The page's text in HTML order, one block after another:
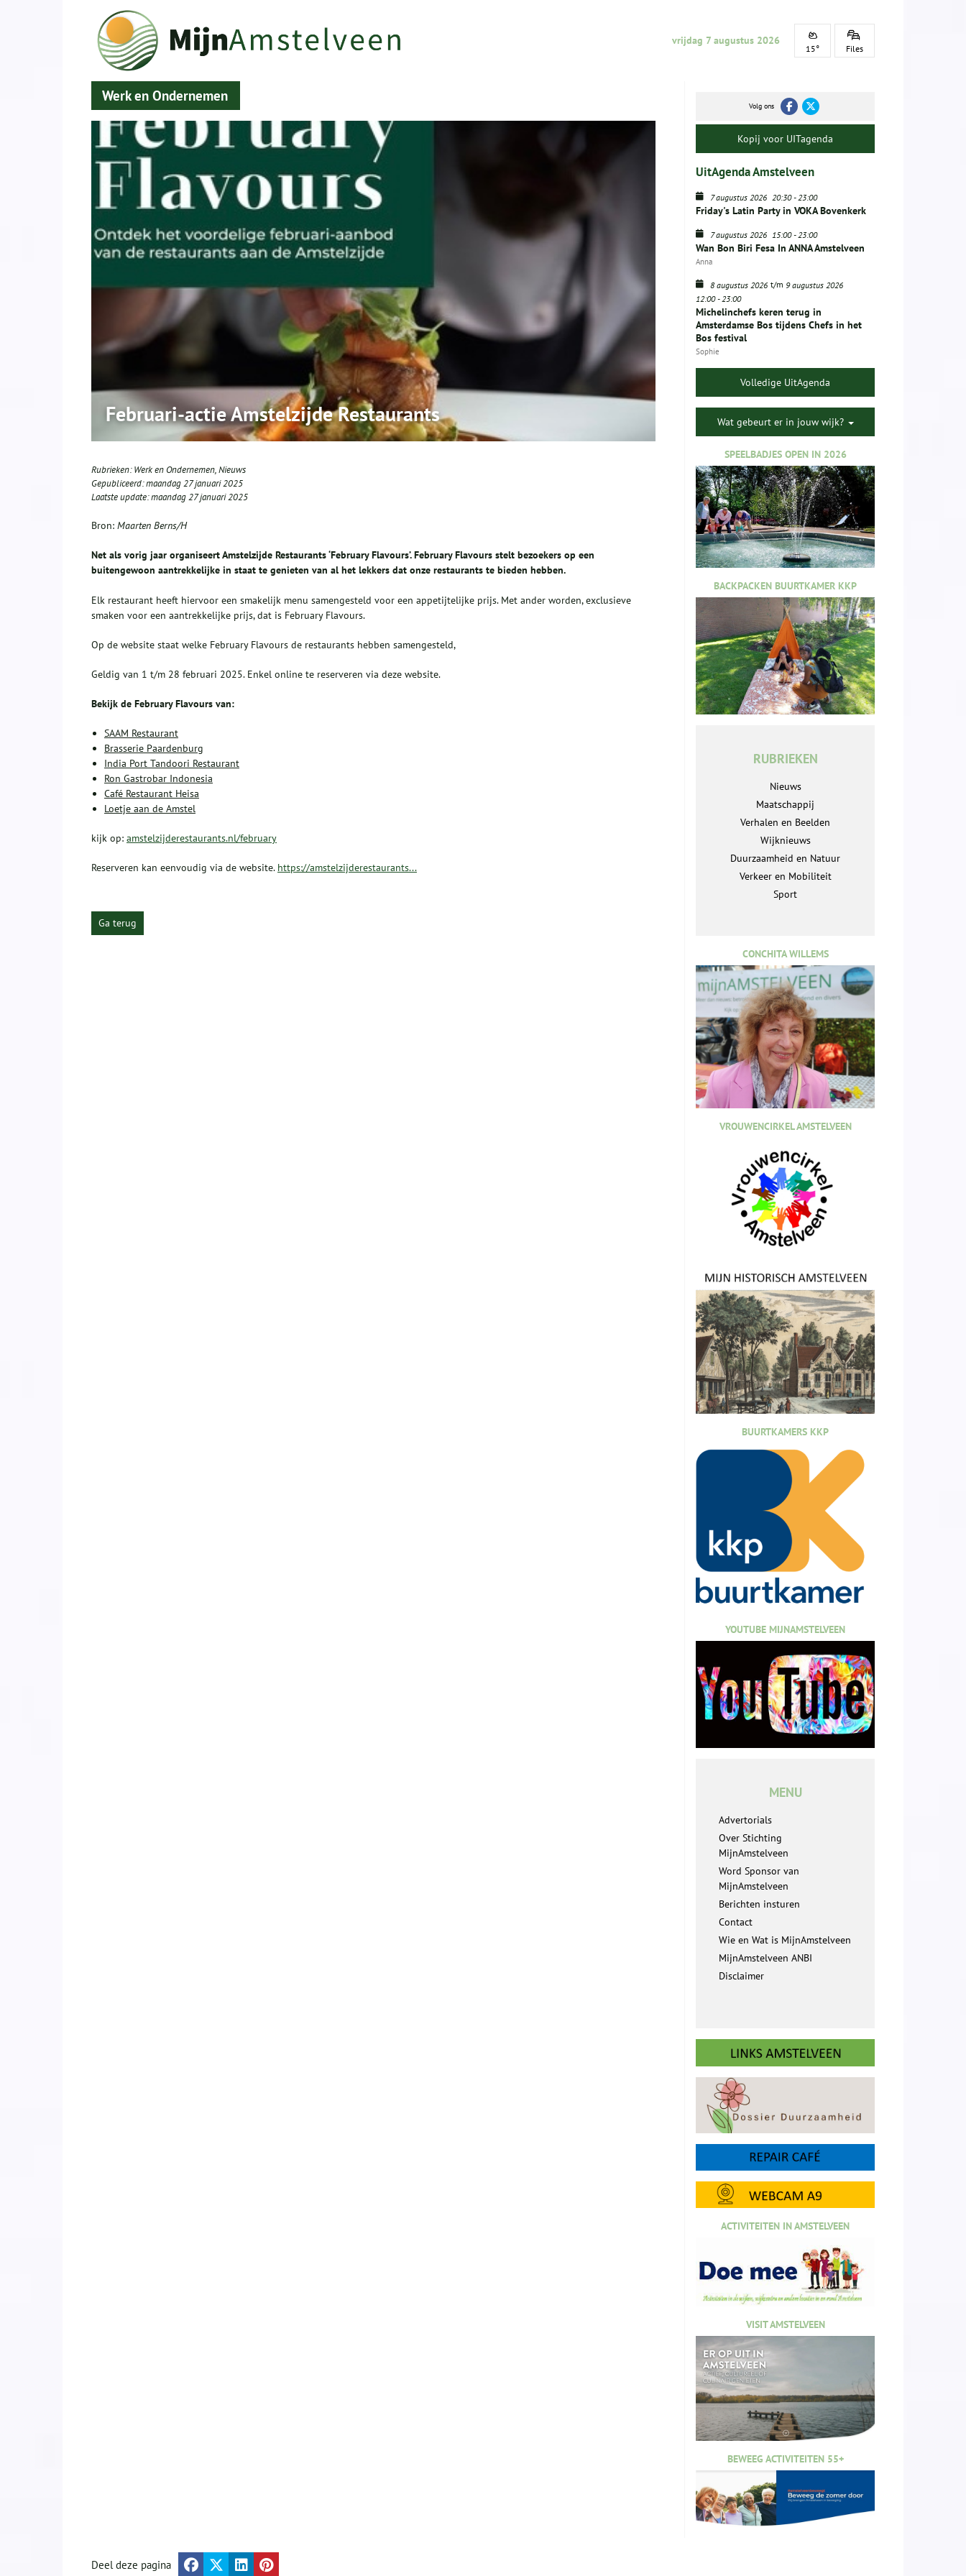
vrijdag 7 augustus 2026
15° Files
Werk en Ondernemen
Februari-actie Amstelzijde Restaurants
Rubrieken:Werk en Ondernemen,Nieuws
Gepubliceerd:maandag 27 januari 2025
Laatste update:maandag 27 januari 2025
Bron: Maarten Berns/H
Net als vorig jaar organiseert Amstelzijde Restaurants ‘February Flavours’. February Flavours stelt bezoekers op een
buitengewoon aantrekkelijke in staat te genieten van al het lekkers dat onze restaurants te bieden hebben.
Elk restaurant heeft hiervoor een smakelijk menu samengesteld voor een appetijtelijke prijs. Met ander worden, exclusieve
smaken voor een aantrekkelijke prijs, dat is February Flavours.
Op de website staat welke February Flavours de restaurants hebben samengesteld,
Geldig van 1 t/m 28 februari 2025. Enkel online te reserveren via deze website.
Bekijk de February Flavours van:
SAAM Restaurant
Brasserie Paardenburg
India Port Tandoori Restaurant
Ron Gastrobar Indonesia
Café Restaurant Heisa
Loetje aan de Amstel
kijk op: amstelzijderestaurants.nl/february
Reserveren kan eenvoudig via de website. https://amstelzijderestaurants...
Ga terug
Volg ons
Kopij voor UITagenda
UitAgenda Amstelveen
7 augustus 2026 20:30-23:00
Friday's Latin Party in VOKA Bovenkerk
7 augustus 2026 15:00-23:00
Wan Bon Biri Fesa In ANNA Amstelveen
Anna
8 augustus 2026 t/m 9 augustus 2026
12:00-23:00
Michelinchefs keren terug in
Amsterdamse Bos tijdens Chefs in het
Bos festival
Sophie
Volledige UitAgenda
Wat gebeurt er in jouw wijk?
SPEELBADJES OPEN IN 2026
BACKPACKEN BUURTKAMER KKP
RUBRIEKEN
Nieuws
Maatschappij
Verhalen en Beelden
Wijknieuws
Duurzaamheid en Natuur
Verkeer en Mobiliteit
Sport
CONCHITA WILLEMS
VROUWENCIRKEL AMSTELVEEN
BUURTKAMERS KKP
YOUTUBE MIJNAMSTELVEEN
MENU
Advertorials
Over Stichting
MijnAmstelveen
Word Sponsor van
MijnAmstelveen
Berichten insturen
Contact
Wie en Wat is MijnAmstelveen
MijnAmstelveen ANBI
Disclaimer
ACTIVITEITEN IN AMSTELVEEN
VISIT AMSTELVEEN
BEWEEG ACTIVITEITEN 55+
Deel deze pagina